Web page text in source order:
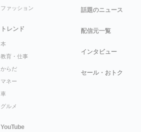
ファッション
トレンド
本
教育・仕事
からだ
マネー
車
グルメ
YouTube
話題のニュース
配信元一覧
インタビュー
セール・おトク